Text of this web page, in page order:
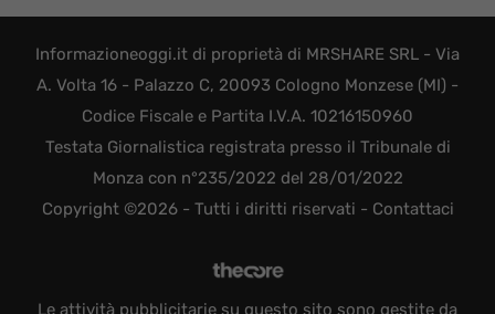
Informazioneoggi.it di proprietà di MRSHARE SRL - Via
A. Volta 16 - Palazzo C, 20093 Cologno Monzese (MI) -
Codice Fiscale e Partita I.V.A. 10216150960
Testata Giornalistica registrata presso il Tribunale di
Monza con n°235/2022 del 28/01/2022
Copyright ©2026 - Tutti i diritti riservati - Contattaci
Le attività pubblicitarie su questo sito sono gestite da